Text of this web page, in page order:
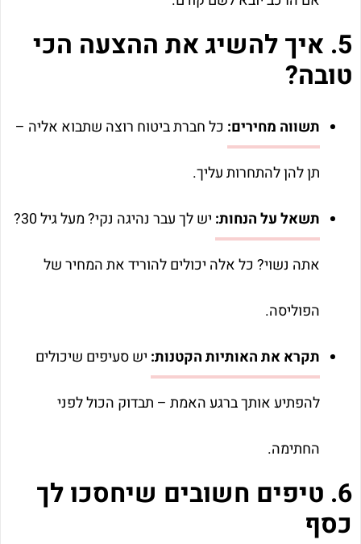
5. איך להשיג את ההצעה הכי
טובה?
תשווה מחירים: כל חברת ביטוח רוצה שתבוא אליה –
תן להן להתחרות עליך.
תשאל על הנחות: יש לך עבר נהיגה נקי? מעל גיל 30?
אתה נשוי? כל אלה יכולים להוריד את המחיר של
הפוליסה.
תקרא את האותיות הקטנות: יש סעיפים שיכולים
להפתיע אותך ברגע האמת – תבדוק הכול לפני
החתימה.
6. טיפים חשובים שיחסכו לך
כסף